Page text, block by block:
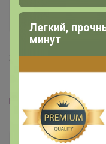
Магистр
20 ноября, 2021 10:20
restinternational.ru/
Легкий,
минут